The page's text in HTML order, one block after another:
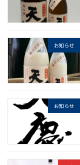
お知らせ
お知らせ